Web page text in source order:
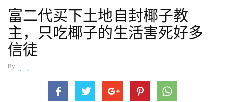
富二代买下土地自封椰子教
主，只吃椰子的生活害死好多
信徒
By
xieshujing